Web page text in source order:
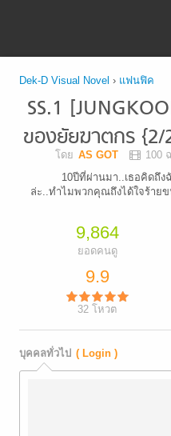
Dek-D Visual Novel › แฟนฟิค
SS.1
ของยัยฆาตกร
โดย AS GOT 100
10ปีที่ผ่านมา..เธอคิดถึ
ล่ะ..ทำไมพวกคุณถึงได้ใจร้าย
9,864
ยอดคนดู
9.9
32 โหวต
บุคคลทั่วไป ( Login )